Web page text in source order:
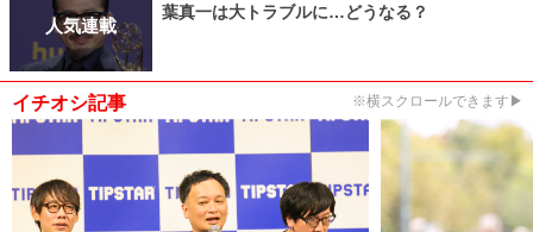
人気連載
葉真一は大トラブルに…どうなる？
イチオシ記事 ※横スクロールできます▶